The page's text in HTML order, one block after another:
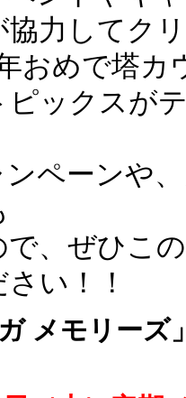
協力してク
おめで塔カ
ピックスが
ペーンや
、ぜひこ
い！！
メモリー